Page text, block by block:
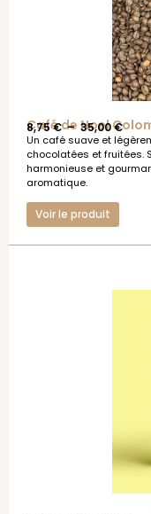
Café de Noel
8,75€– 35,00€
Un café suave et
chocolatées et fruitées.
harmonieuse et
aromatique.
Voir le produit